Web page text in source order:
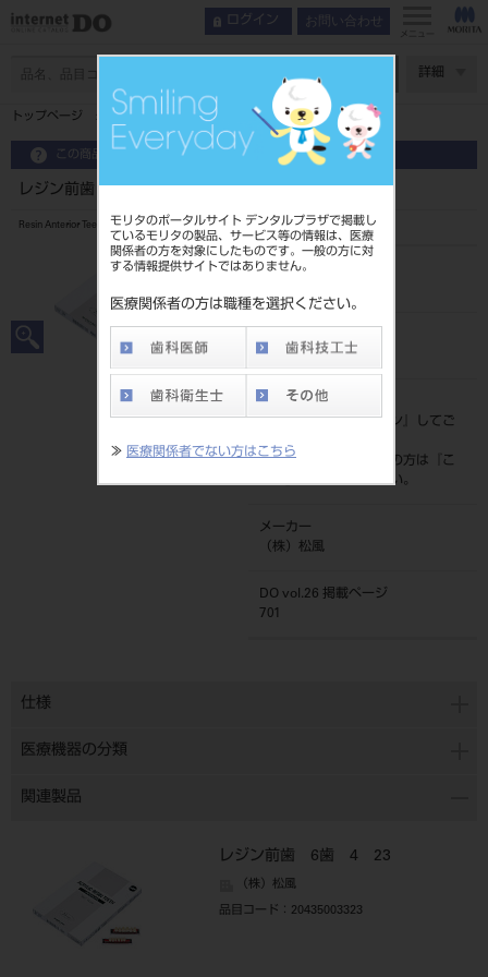
モリタのポータルサイト デンタルプラザで掲載し
ているモリタの製品、サービス等の情報は、医療
関係者の方を対象にしたものです。一般の方に対
する情報提供サイトではありません。
医療関係者の方は職種を選択ください。
≫ 医療関係者でない方はこちら
ログイン お問い合わせ
メニュー
詳細
トップページ レジン前歯 6歯 56 535
この商品に関するお問い合わせ
レジン前歯 6歯 56 535
Resin Anterior Teeth
品目コード
4548162008008
標準価格
価格の確認は『ログイン
』してご
ネット会員登録がまだの方は『
こ
ちら』より登録ください。
メーカー
（株）松風
DO vol.26 掲載ページ
701
仕様
医療機器の分類
関連製品
レジン前歯 6歯 4 23
（株）松風
品目コード ：20435003323